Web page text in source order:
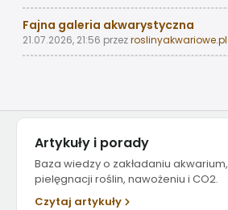
Fajna galeria akwarystyczna
21.07.2026, 21:56 przezroslinyakwariowe.pl
Artykuły i porady
Baza wiedzy o zakładaniu akwarium,
pielęgnacji roślin, nawożeniu i CO2.
Czytaj artykuły